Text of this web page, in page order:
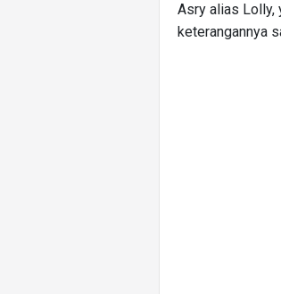
Asry alias Lolly,
keterangannya